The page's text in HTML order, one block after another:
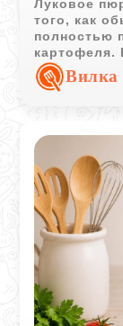
Луковое
того, как
полностью
картофеля.
теряет
пяти
запеченной
чего-то
толченка.
Вилка